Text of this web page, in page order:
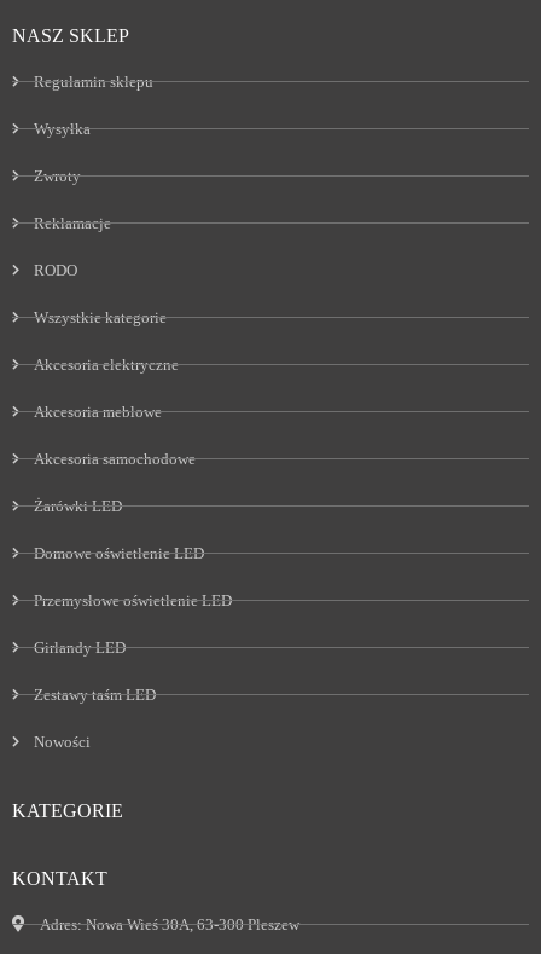
NASZ SKLEP
Regulamin sklepu
Wysyłka
Zwroty
Reklamacje
RODO
Wszystkie kategorie
Akcesoria elektryczne
Akcesoria meblowe
Akcesoria samochodowe
Żarówki LED
Domowe oświetlenie LED
Przemysłowe oświetlenie LED
Girlandy LED
Zestawy taśm LED
Nowości
KATEGORIE
KONTAKT
Adres:Nowa Wieś 30A, 63-300 Pleszew